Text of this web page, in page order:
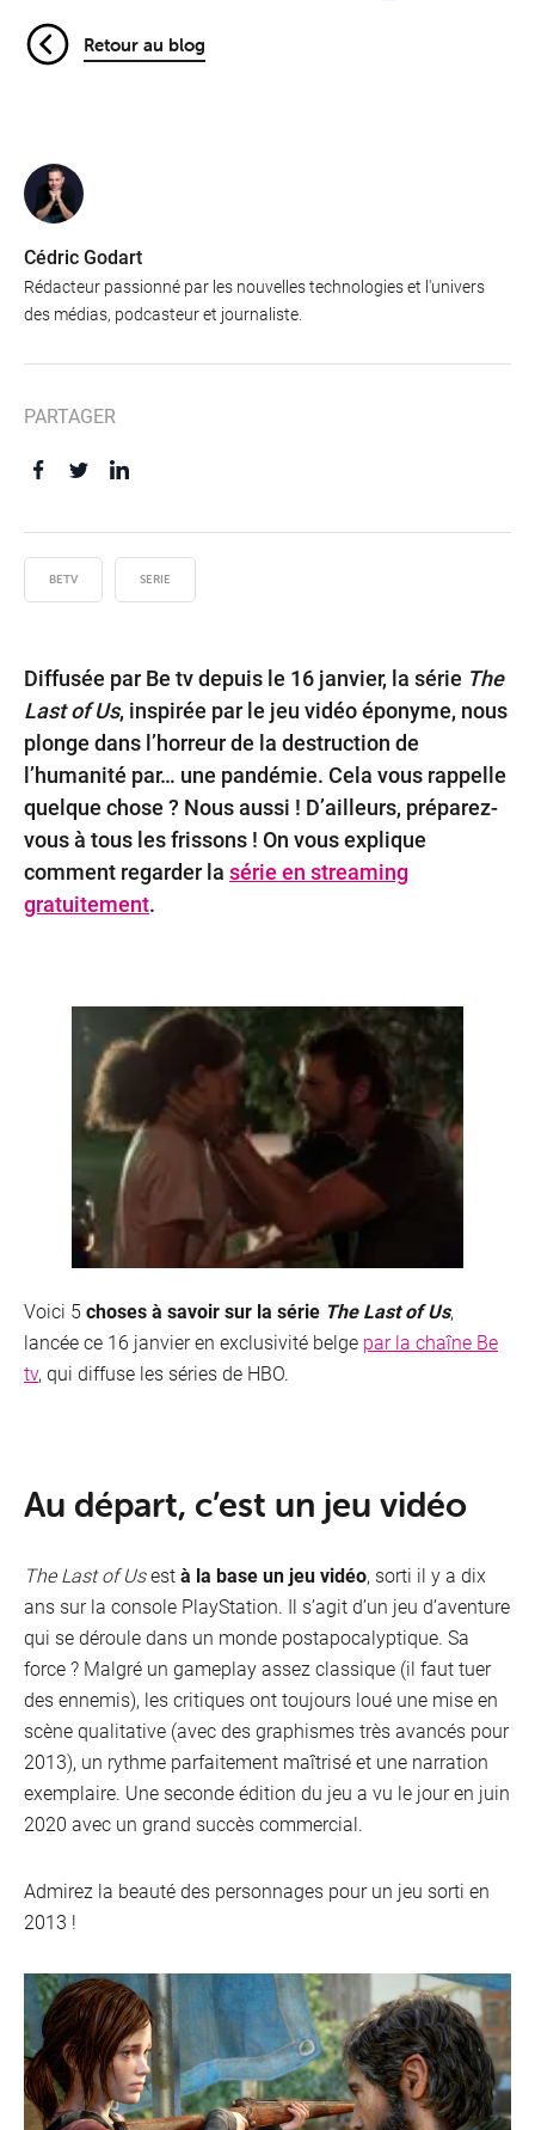
Diffusée par Be tv depuis le 16 janvier, la série The
Last of Us, inspirée par le jeu vidéo éponyme, nous
plonge dans l’horreur de la destruction de
l’humanité par… une pandémie. Cela vous rappelle
quelque chose ? Nous aussi ! D’ailleurs, préparez-
vous à tous les frissons ! On vous explique
comment regarder la série en streaming
gratuitement.
Voici 5choses à savoir sur la série The Last of Us,
lancée ce 16 janvier en exclusivité belge par la chaîne Be
tv, qui diffuse les séries de HBO.
Au départ, c’est un jeu vidéo
The Last of Usestà la base un jeu vidéo, sorti il y a dix
ans sur la console PlayStation. Il s’agit d’un jeu d’aventure
qui se déroule dans un monde postapocalyptique. Sa
force ? Malgré un gameplay assez classique (il faut tuer
des ennemis), les critiques ont toujours loué une mise en
scène qualitative (avec des graphismes très avancés pour
2013), un rythme parfaitement maîtrisé et une narration
exemplaire. Une seconde édition du jeu a vu le jour en juin
2020 avec un grand succès commercial.
Admirez la beauté des personnages pour un jeu sorti en
2013 !
Retour au blog
Cédric Godart
Rédacteur passionné par les nouvelles technologies et l'univers
des médias, podcasteur et journaliste.
PARTAGER
BETV SERIE